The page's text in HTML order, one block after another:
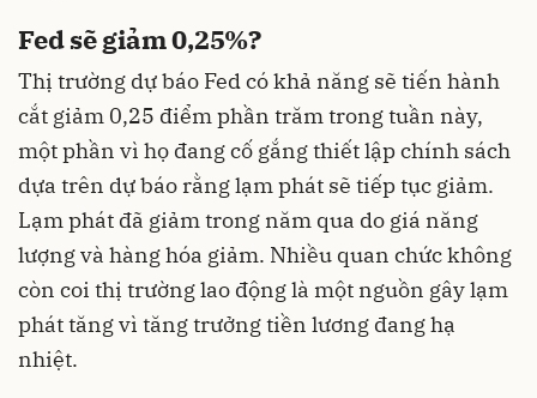
Fed sẽ giảm 0,25%?
Thị trường dự báo Fed có khả năng sẽ tiến hành
cắt giảm 0,25 điểm phần trăm trong tuần này,
một phần vì họ đang cố gắng thiết lập chính sách
dựa trên dự báo rằng lạm phát sẽ tiếp tục giảm.
Lạm phát đã giảm trong năm qua do giá năng
lượng và hàng hóa giảm. Nhiều quan chức không
còn coi thị trường lao động là một nguồn gây lạm
phát tăng vì tăng trưởng tiền lương đang hạ
nhiệt.